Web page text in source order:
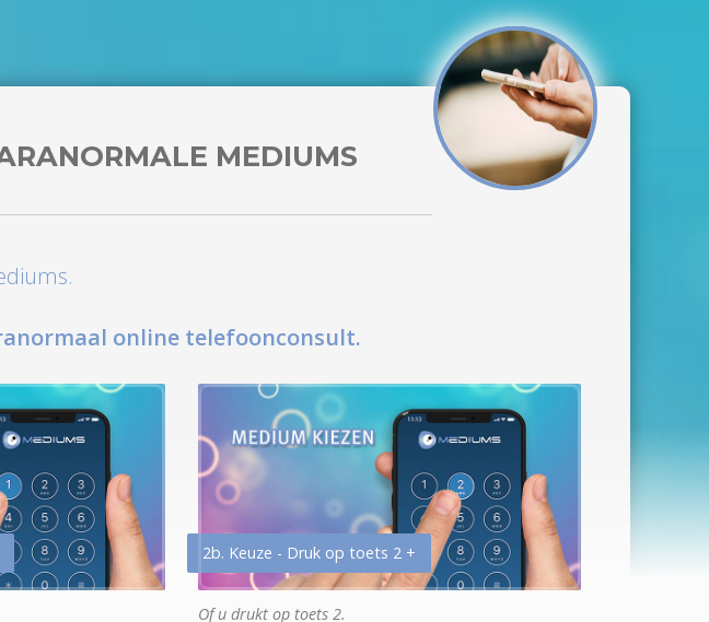
MEDIUMS
online telefoonconsult.
2b. Keuze - Druk op toets 2 +
Of u drukt op toets 2.